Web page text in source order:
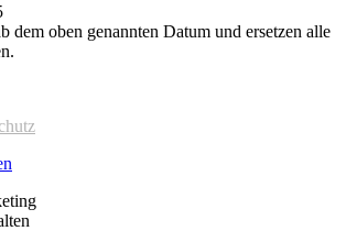
dem oben genannten Datum und ersetzen alle